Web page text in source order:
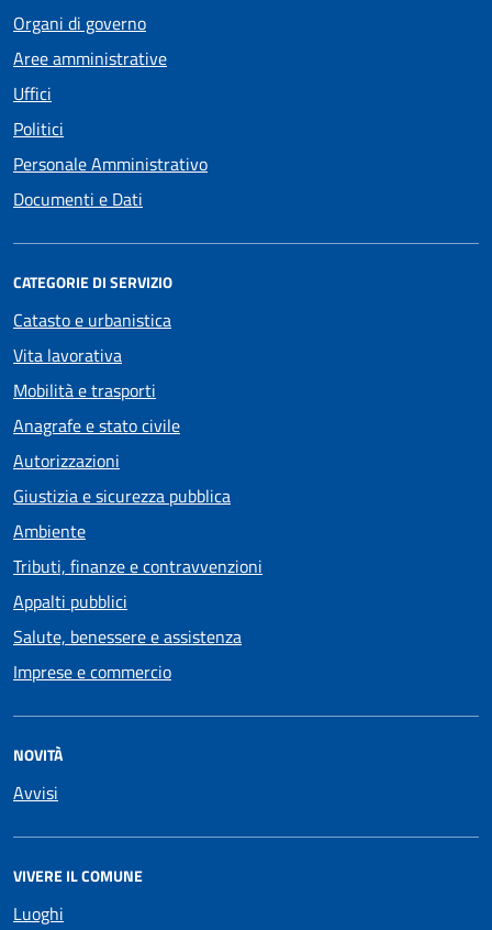
Organi di governo
Aree amministrative
Uffici
Politici
Personale Amministrativo
Documenti e Dati
CATEGORIE DI SERVIZIO
Catasto e urbanistica
Vita lavorativa
Mobilità e trasporti
Anagrafe e stato civile
Autorizzazioni
Giustizia e sicurezza pubblica
Ambiente
Tributi, finanze e contravvenzioni
Appalti pubblici
Salute, benessere e assistenza
Imprese e commercio
NOVITÀ
Avvisi
VIVERE IL COMUNE
Luoghi